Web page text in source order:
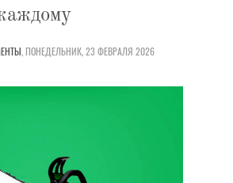
,ПОНЕДЕЛЬНИК, 23 ФЕВРАЛЯ 2026